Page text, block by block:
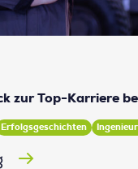
zur Top-Karriere
Erfolgsgeschichten